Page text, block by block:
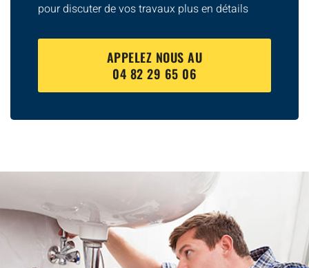
pour discuter de vos travaux plus en détails
APPELEZ NOUS AU
04 82 29 65 06